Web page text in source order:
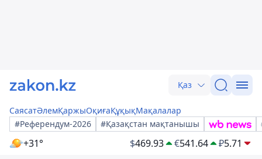
Қаз
СаясатӘлемҚаржыОқиғаҚұқықМақалалар
#Референдум-2026
#Қазақстан мақтанышы
+31° $469.93 €541.64 ₽5.71